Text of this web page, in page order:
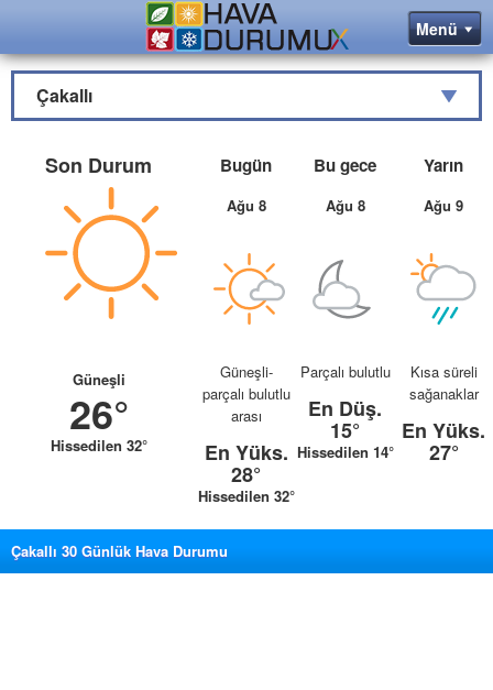
Çakallı
Son Durum
Güneşli
26°
Hissedilen 32°
Bugün
Ağu 8
Güneşli-
parçalı bulutlu
arası
En Yüks.
28°
Hissedilen 32°
Bu gece
Ağu 8
Parçalı bulutlu
En Düş.
15°
Hissedilen 14°
Yarın
Ağu 9
Kısa süreli
sağanaklar
En Yüks.
27°
Çakallı 30 Günlük Hava Durumu